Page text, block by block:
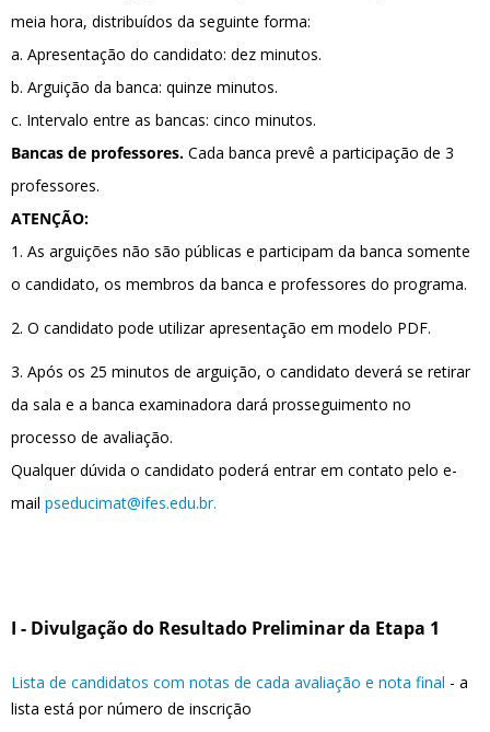
meia hora, distribuídos da seguinte forma:
a. Apresentação do candidato: dez minutos.
b. Arguição da banca: quinze minutos.
c. Intervalo entre as bancas: cinco minutos.
Bancas de professores. Cada banca prevê a participação de 3
professores.
ATENÇÃO:
1. As arguições não são públicas e participam da banca somente
o candidato, os membros da banca e professores do programa.
2. O candidato pode utilizar apresentação em modelo PDF.
3. Após os 25 minutos de arguição, o candidato deverá se retirar
da sala e a banca examinadora dará prosseguimento no
processo de avaliação.
Qualquer dúvida o candidato poderá entrar em contato pelo e-
mail pseducimat@ifes.edu.br.
I - Divulgação do Resultado Preliminar da Etapa 1
Lista de candidatos com notas de cada avaliação e nota final - a
lista está por número de inscrição